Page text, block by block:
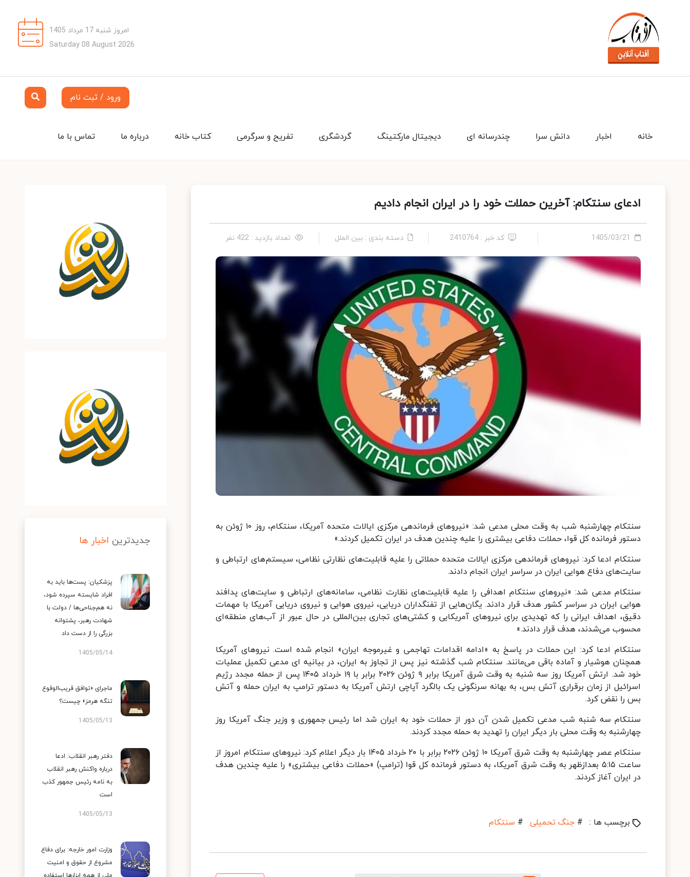
امروز شنبه 17 مرداد 1405
Saturday 08 August 2026
ورود / ثبت نام
تماس با ما درباره ما کتاب خانه تفریح و سرگرمی گردشگری دیجیتال مارکتینگ چندرسانه ای دانش سرا اخبار خانه
ادعای سنتکام: آخرین حملات خود را در ایران انجام دادیم
1405/03/21 کد خبر : 2410764 دسته بندی : بین الملل تعداد بازدید : 422 نفر
سنتکام چهارشنبه شب به وقت محلی مدعی شد: «نیروهای فرماندهی مرکزی ایالات متحده آمریکا، سنتکام، روز ۱۰ ژوئن به
دستور فرمانده کل قوا، حملات دفاعی بیشتری را علیه چندین هدف در ایران تکمیل کردند.»
سنتکام ادعا کرد: نیروهای فرماندهی مرکزی ایالات متحده حملاتی را علیه قابلیت‌های نظارتی نظامی، سیستم‌های ارتباطی و
سایت‌های دفاع هوایی ایران در سراسر ایران انجام دادند.
سنتکام مدعی شد: «نیروهای سنتکام اهدافی را علیه قابلیت‌های نظارت نظامی، سامانه‌های ارتباطی و سایت‌های پدافند
هوایی ایران در سراسر کشور هدف قرار دادند. یگان‌هایی از تفنگداران دریایی، نیروی هوایی و نیروی دریایی آمریکا با مهمات
دقیق، اهداف ایرانی را که تهدیدی برای نیروهای آمریکایی و کشتی‌های تجاری بین‌المللی در حال عبور از آب‌های منطقه‌ای
محسوب می‌شدند، هدف قرار دادند.»
سنتکام ادعا کرد: این حملات در پاسخ به «ادامه اقدامات تهاجمی و غیرموجه ایران» انجام شده است. نیروهای آمریکا
همچنان هوشیار و آماده باقی می‌مانند. سنتکام شب گذشته نیز پس از تجاوز به ایران، در بیانیه ای مدعی تکمیل عملیات
خود شد. ارتش آمریکا روز سه شنبه به وقت شرق آمریکا برابر ۹ ژوئن ۲۰۲۶ برابر با ۱۹ خرداد ۱۴۰۵ پس از حمله مجدد رژیم
اسرائیل از زمان برقراری آتش بس، به بهانه سرنگونی یک بالگرد آپاچی ارتش آمریکا به دستور ترامپ به ایران حمله و آتش
بس را نقض کرد.
سنتکام سه شنبه شب مدعی تکمیل شدن آن دور از حملات خود به ایران شد اما رئیس جمهوری و وزیر جنگ آمریکا روز
چهارشنبه به وقت محلی بار دیگر ایران را تهدید به حمله مجدد کردند.
سنتکام عصر چهارشنبه به وقت شرق آمریکا ۱۰ ژوئن ۲۰۲۶ برابر با ۲۰ خرداد ۱۴۰۵ بار دیگر اعلام کرد: نیروهای سنتکام امروز از
ساعت ۵:۱۵ بعدازظهر به وقت شرق آمریکا، به دستور فرمانده کل قوا (ترامپ) «حملات دفاعی بیشتری» را علیه چندین هدف
در ایران آغاز کردند.
برچسب ها : # جنگ تحمیلی # سنتکام
جدیدترین اخبار ها
پزشکیان: پست‌ها باید به
افراد شایسته سپرده شود،
نه هم‌جناحی‌ها / دولت با
شهادت رهبر، پشتوانه
بزرگی را از دست داد
1405/05/14
ماجرای «توافق قریب‌الوقوع
تنگه هرمز» چیست؟
1405/05/13
دفتر رهبر انقلاب: ادعا
درباره واکنش رهبر انقلاب
به نامه رئیس جمهور کذب
است
1405/05/13
وزارت امور خارجه: برای دفاع
مشروع از حقوق و امنیت